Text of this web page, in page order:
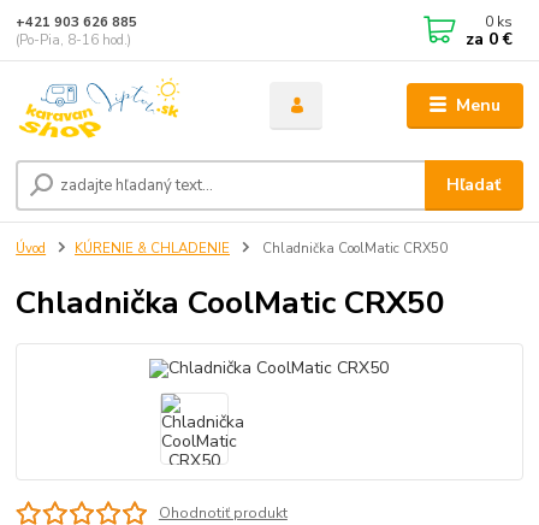
Menu
Hľadať
+421 903 626 885
(Po-Pia, 8-16 hod.)
0 ks
za 0 €
Úvod KÚRENIE & CHLADENIE Chladnička CoolMatic CRX50
Chladnička CoolMatic CRX50
Ohodnotiť produkt